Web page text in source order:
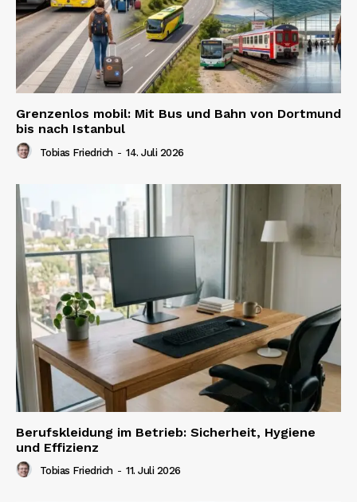
Grenzenlos mobil: Mit Bus und Bahn von Dortmund
bis nach Istanbul
Tobias Friedrich - 14. Juli 2026
Berufskleidung im Betrieb: Sicherheit, Hygiene
und Effizienz
Tobias Friedrich - 11. Juli 2026